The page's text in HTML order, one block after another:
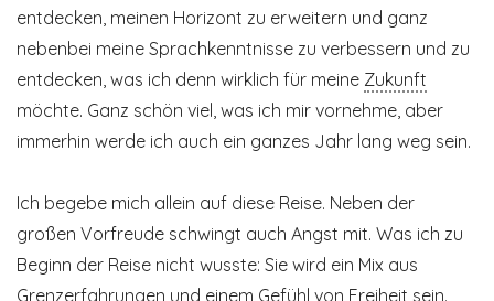
entdecken, meinen Horizont zu erweitern und ganz
nebenbei meine Sprachkenntnisse zu verbessern und zu
entdecken, was ich denn wirklich für meine Zukunft
möchte. Ganz schön viel, was ich mir vornehme, aber
immerhin werde ich auch ein ganzes Jahr lang weg sein.
Ich begebe mich allein auf diese Reise. Neben der
großen Vorfreude schwingt auch Angst mit. Was ich zu
Beginn der Reise nicht wusste: Sie wird ein Mix aus
Grenzerfahr­ungen und einem Gefühl von Freiheit sein.